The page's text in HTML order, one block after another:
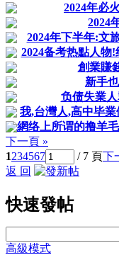
2024年必
2024
2024年下半年:文
2024备考热點人物
創業賺
新手
负债失業
我,台灣人,高中毕
網络上所谓的撸羊
下一頁 »
1234567 / 7 頁下
返 回
快速發帖
高級模式